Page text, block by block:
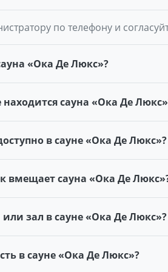
по телефону и
«Ока Де Люкс»?
сауна «Ока Де
в сауне «Ока Де Люкс»?
вмещает сауна «Ока Де
или зал в сауне «Ока Де Люкс»?
в сауне «Ока Де Люкс»?